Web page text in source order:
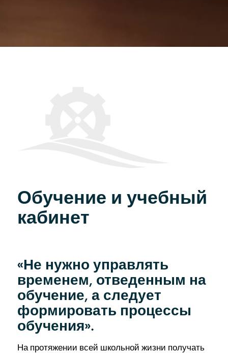
Обучение и учебный
кабинет
«Не нужно управлять
временем, отведенным на
обучение, а следует
формировать процессы
обучения».
На протяжении всей школьной жизни получать